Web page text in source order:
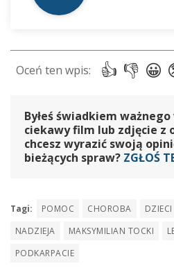
Byłeś świadkiem
ciekawy film lub zdjęcie z
chcesz wyrazić swoją
bieżących spraw? ZGŁOŚ
Tagi: POMOC CHOROBA DZIECI
NADZIEJA
MAKSYMILIAN TOCKI
PODKARPACIE